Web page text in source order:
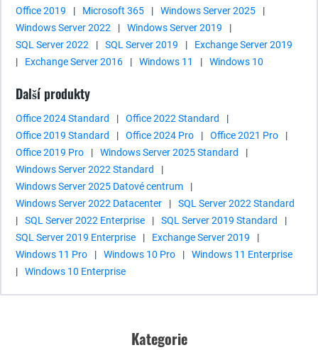
Office 2019
| Microsoft 365 | Windows Server 2025
|
Windows Server 2022
| Windows Server 2019
|
SQL Server 2022
| SQL Server 2019 |
Exchange Server 2019
|
Exchange Server 2016 | Windows 11 | Windows 10
Další produkty
Office 2024 Standard | Office 2022 Standard
|
Office 2019 Standard
| Office 2024 Pro | Office 2021 Pro
|
Office 2019 Pro
| Windows Server 2025 Standard
|
Windows Server 2022 Standard
|
Windows Server 2025 Datové centrum
|
Windows Server 2022 Datacenter
|
SQL Server 2022 Standard
|
SQL Server 2022 Enterprise | SQL Server 2019 Standard
|
SQL Server 2019 Enterprise
| Exchange Server 2019
|
Windows 11 Pro
| Windows 10 Pro |
Windows 11 Enterprise
|
Windows 10 Enterprise
Kategorie